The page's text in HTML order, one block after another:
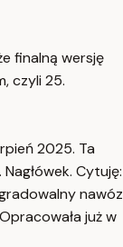
finalną wersję
czyli 25.
2025. Ta
Cytuję:
nawóz
już w